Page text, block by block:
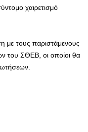
χαιρετισμό
με τους παριστάμενους
του ΣΘΕΒ, οι οποίοι θα